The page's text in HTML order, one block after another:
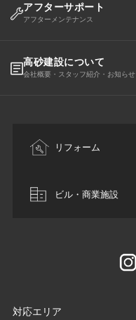
アフターサポート
アフターメンテナンス
高砂建設について
会社概要・スタッフ紹介・お知らせ
リフォーム
ビル・商業施設
対応エリア